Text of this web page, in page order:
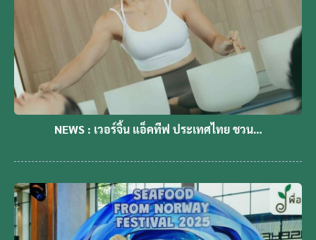
NEWS : เวอร์จิ้น แอ็คทีฟ ประเทศไทย ชวน…